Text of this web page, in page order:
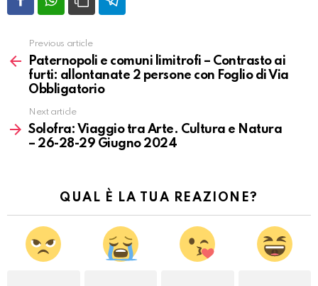
Vedi
altro
Previous article
Paternopoli e comuni limitrofi – Contrasto ai
furti: allontanate 2 persone con Foglio di Via
Obbligatorio
Next article
Solofra: Viaggio tra Arte. Cultura e Natura
– 26-28-29 Giugno 2024
QUAL È LA TUA REAZIONE?